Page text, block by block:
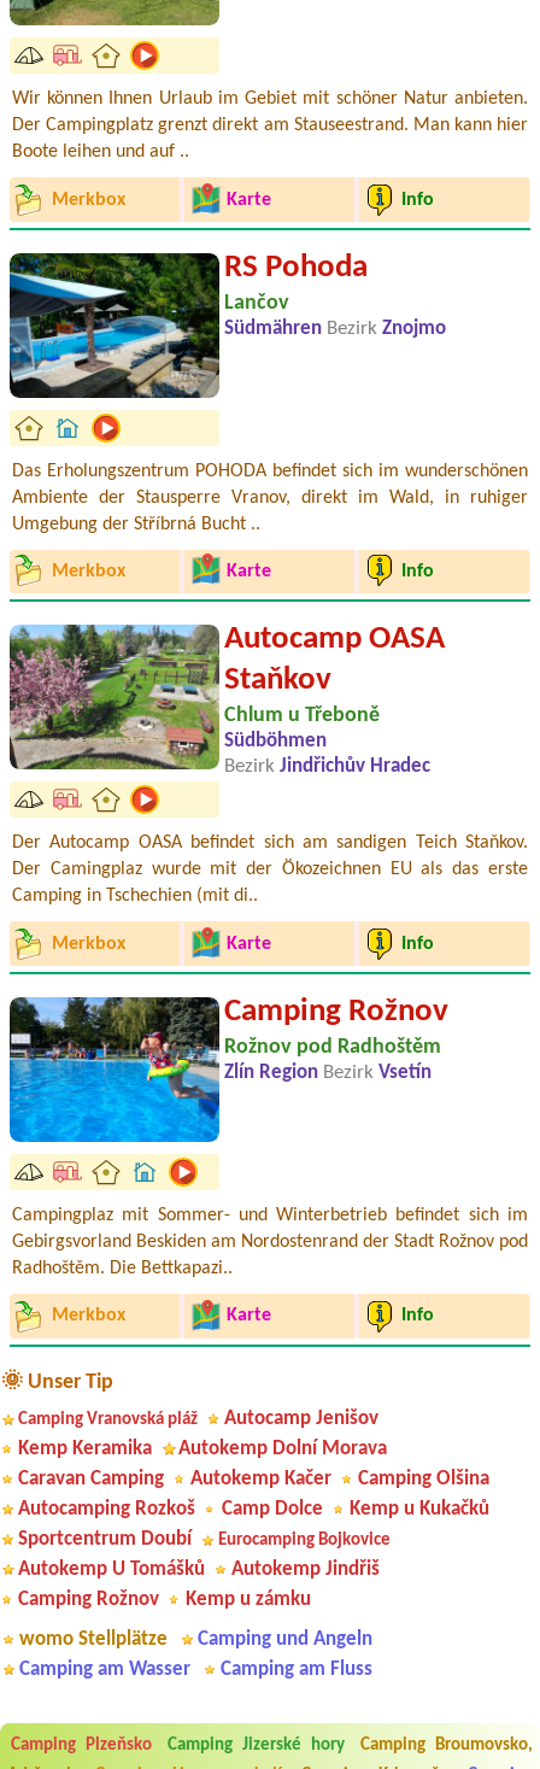
Wir können Ihnen Urlaub im Gebiet mit schöner Natur anbieten.
Der Campingplatz grenzt direkt am Stauseestrand. Man kann hier
Boote leihen und auf ..
Merkbox Karte Info
RS Pohoda
Lančov
Südmähren Bezirk Znojmo
Das Erholungszentrum POHODA befindet sich im wunderschönen
Ambiente der Stausperre Vranov, direkt im Wald, in ruhiger
Umgebung der Stříbrná Bucht ..
Merkbox Karte Info
Autocamp OASA
Staňkov
Chlum u Třeboně
Südböhmen
Bezirk Jindřichův Hradec
Der Autocamp OASA befindet sich am sandigen Teich Staňkov.
Der Camingplaz wurde mit der Ökozeichnen EU als das erste
Camping in Tschechien (mit di..
Merkbox Karte Info
Camping Rožnov
Rožnov pod Radhoštěm
Zlín Region Bezirk Vsetín
Campingplaz mit Sommer- und Winterbetrieb befindet sich im
Gebirgsvorland Beskiden am Nordostenrand der Stadt Rožnov pod
Radhoštěm. Die Bettkapazi..
Merkbox Karte Info
🌞 Unser Tip
Camping Vranovská pláž
Autocamp Jenišov
Kemp Keramika
Autokemp Dolní Morava
Caravan Camping
Autokemp Kačer
Camping Olšina
Autocamping Rozkoš
Camp Dolce
Kemp u Kukačků
Sportcentrum Doubí
Eurocamping Bojkovice
Autokemp U Tomášků
Autokemp Jindřiš
Camping Rožnov
Kemp u zámku
womo Stellplätze
Camping und Angeln
Camping am Wasser
Camping am Fluss
Camping Plzeňsko Camping Jizerské hory
Camping Broumovsko,
Aneta Melicharová***
Byli jsme zde v týdnu od 25.7. do 1.8. 2026. Kemp jako takový je pěkný.